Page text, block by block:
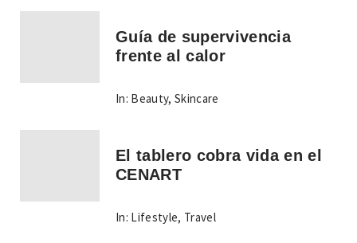
Guía de supervivencia
frente al calor
In: Beauty,Skincare
El tablero cobra vida en el
CENART
In: Lifestyle, Travel